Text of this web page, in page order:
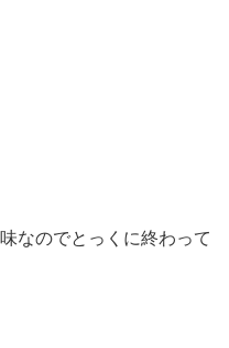
なのでとっくに終わって